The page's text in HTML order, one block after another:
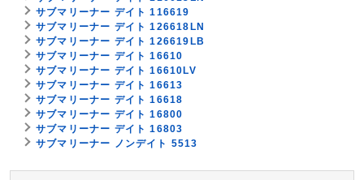
サブマリーナー デイト 116619
サブマリーナー デイト 126618LN
サブマリーナー デイト 126619LB
サブマリーナー デイト 16610
サブマリーナー デイト 16610LV
サブマリーナー デイト 16613
サブマリーナー デイト 16618
サブマリーナー デイト 16800
サブマリーナー デイト 16803
サブマリーナー ノンデイト 5513